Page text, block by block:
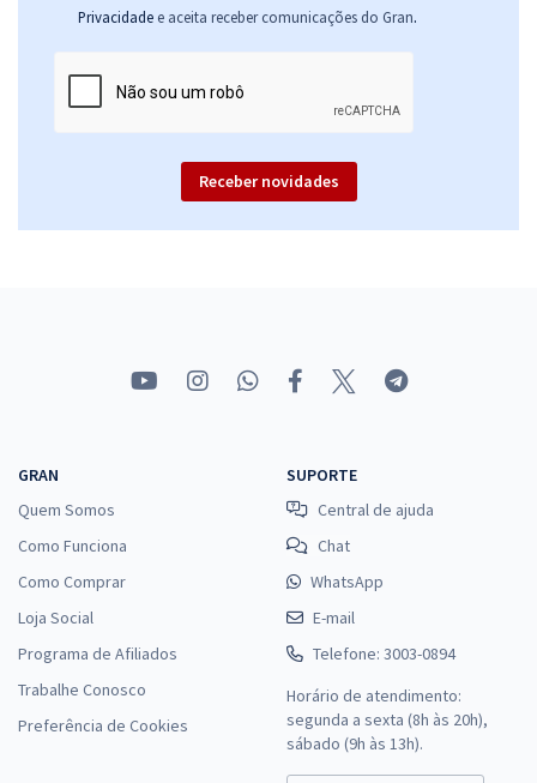
Privacidade e aceita receber comunicações do Gran.
Receber novidades
GRAN
Quem Somos
Como Funciona
Como Comprar
Loja Social
Programa de Afiliados
Trabalhe Conosco
Preferência de Cookies
SUPORTE
Central de ajuda
Chat
WhatsApp
E-mail
Telefone: 3003-0894
Horário de atendimento:
segunda a sexta (8h às 20h),
sábado (9h às 13h).